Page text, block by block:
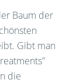
Baum der
Gibt man
die